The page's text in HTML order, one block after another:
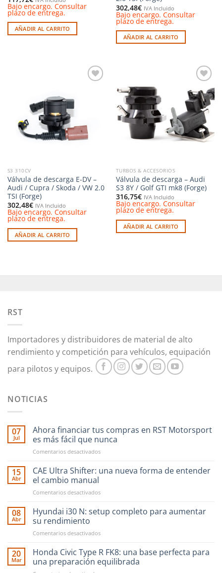
Bajo encargo. Consultar
plazo de entrega.
AÑADIR AL CARRITO
302,48€ IVA Incluido
Bajo encargo. Consultar
plazo de entrega.
AÑADIR AL CARRITO
S3 310CV
Válvula de descarga E-DV –
Audi / Cupra / Skoda / VW 2.0
TSI (Forge)
302,48€ IVA Incluido
Bajo encargo. Consultar
plazo de entrega.
AÑADIR AL CARRITO
Añadir
a la
lista de
deseos
TURBOS & ACCESORIOS
Válvula de descarga – Audi
S3 8Y / Golf GTI mk8 (Forge)
316,75€ IVA Incluido
Bajo encargo. Consultar
plazo de entrega.
AÑADIR AL CARRITO
RST
Importadores y distribuidores de material de alto
rendimiento y competición para vehículos, equipación
para pilotos y equipos.
NOTICIAS
07
Jul
Ahora financiar tus compras en RST Motorsport
es más fácil que nunca
Comentarios desactivadosen
financiar
tus
en
Motorsport
fácil
nunca
15
Abr
CAE Ultra Shifter: una nueva forma de entender
el cambio manual
Comentarios desactivadosen
Ultra
Shifter:
nueva
de
entender
08
Abr
Hyundai i30 N: setup completo para aumentar
su rendimiento
Comentarios desactivadosen
i30
N:
setup
20
Mar
Honda Civic Type R FK8: una base perfecta para
una preparación equilibrada